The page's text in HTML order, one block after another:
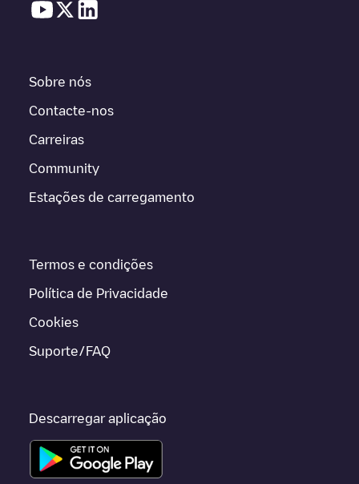
Sobre nós
Contacte-nos
Carreiras
Community
Estações de carregamento
Termos e condições
Política de Privacidade
Cookies
Suporte/FAQ
Descarregar aplicação